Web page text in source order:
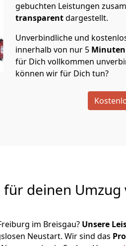
gebuchten Leistungen
transparentdargestellt.
Unverbindliche und
innerhalb von nur 5 Minuten
für Dich vollkommen
können wir für Dich tun?
deinen Umzug
im Breisgau? Unsere
Neustart. Wir sind das